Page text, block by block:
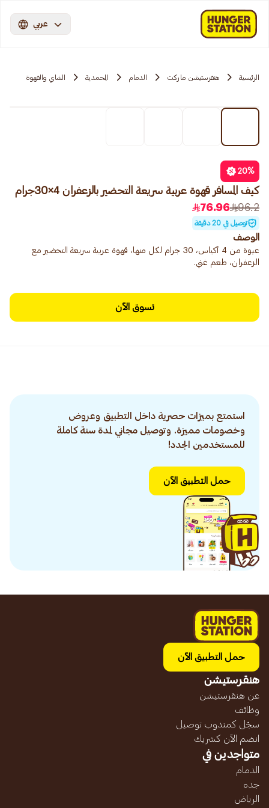
عربي
الرئيسية هنقرستيشن ماركت الدمام المحمدية الشاي والقهوة
20%
كيف المسافر قهوة عربية سريعة التحضير بالزعفران 4×30جرام
96.2
76.96
توصيل في 20 دقيقة
الوصف
عبوة من 4 أكياس، 30 جرام لكل منها، قهوة عربية سريعة التحضير مع
الزعفران، طعم غني.
تسوق الآن
استمتع بميزات حصرية داخل التطبيق وعروض
وخصومات مميزة. وتوصيل مجاني لمدة سنة كاملة
للمستخدمين الجدد!
حمل التطبيق الآن
حمل التطبيق الآن
هنقرستيشن
عن هنقرستيشن
وظائف
سجّل كمندوب توصيل
انضم الآن كشريك
متواجدين في
الدمام
جده
الرياض